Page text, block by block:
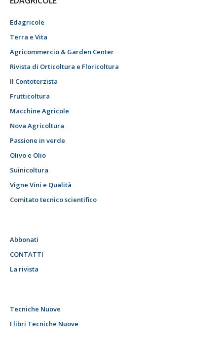
Edagricole
Terra e Vita
Agricommercio & Garden Center
Rivista di Orticoltura e Floricoltura
Il Contoterzista
Frutticoltura
Macchine Agricole
Nova Agricoltura
Passione in verde
Olivo e Olio
Suinicoltura
Vigne Vini e Qualità
Comitato tecnico scientifico
Abbonati
CONTATTI
La rivista
Tecniche Nuove
I libri Tecniche Nuove